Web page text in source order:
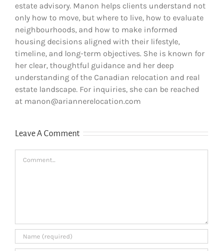
estate advisory. Manon helps clients understand not
only how to move, but where to live, how to evaluate
neighbourhoods, and how to make informed
housing decisions aligned with their lifestyle,
timeline, and long-term objectives. She is known for
her clear, thoughtful guidance and her deep
understanding of the Canadian relocation and real
estate landscape. For inquiries, she can be reached
at manon@ariannerelocation.com
Leave A Comment